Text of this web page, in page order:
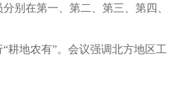
在第一、第二、第三、第四、
地农有”。会议强调北方地区工